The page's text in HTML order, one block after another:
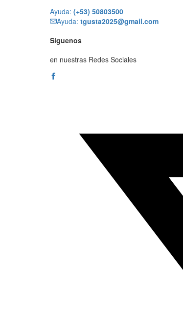
Ayuda: (+53) 50803500
Ayuda: tgusta2025@gmail.com
Síguenos
en nuestras Redes Sociales